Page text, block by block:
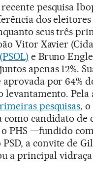
pesquisa
dos
seus três
Vitor Xavier
e Bruno
apenas 12%.
por 64%
levantamento. Pela
pesquisas,
como candidato de
o PHS —fundido
a convite de
a principal